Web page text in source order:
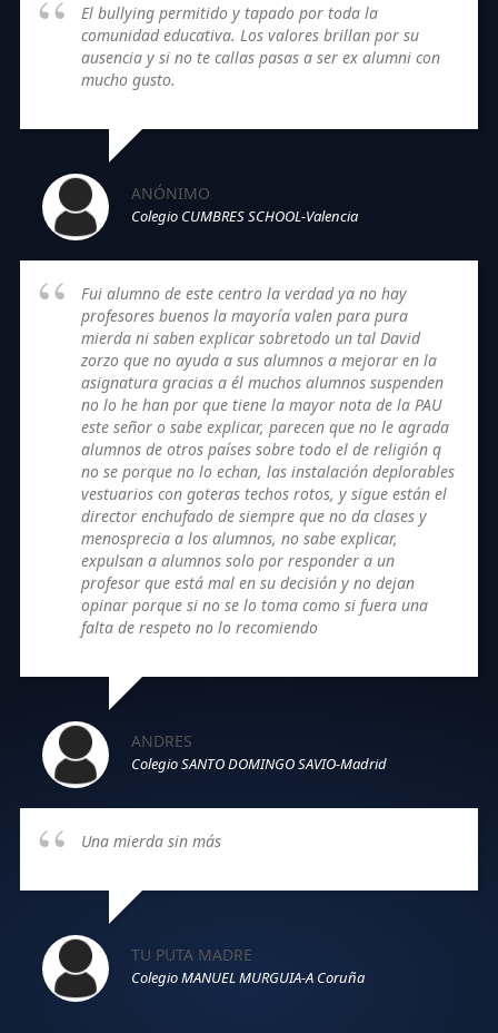
El bullying permitido y tapado por toda la
comunidad educativa. Los valores brillan por su
ausencia y si no te callas pasas a ser ex alumni con
mucho gusto.
ANÓNIMO
Colegio CUMBRES SCHOOL-Valencia
Fui alumno de este centro la verdad ya no hay
profesores buenos la mayoría valen para pura
mierda ni saben explicar sobretodo un tal David
zorzo que no ayuda a sus alumnos a mejorar en la
asignatura gracias a él muchos alumnos suspenden
no lo he han por que tiene la mayor nota de la PAU
este señor o sabe explicar, parecen que no le agrada
alumnos de otros países sobre todo el de religión q
no se porque no lo echan, las instalación deplorables
vestuarios con goteras techos rotos, y sigue están el
director enchufado de siempre que no da clases y
menosprecia a los alumnos, no sabe explicar,
expulsan a alumnos solo por responder a un
profesor que está mal en su decisión y no dejan
opinar porque si no se lo toma como si fuera una
falta de respeto no lo recomiendo
ANDRES
Colegio SANTO DOMINGO SAVIO-Madrid
Una mierda sin más
TU PUTA MADRE
Colegio MANUEL MURGUIA-A Coruña